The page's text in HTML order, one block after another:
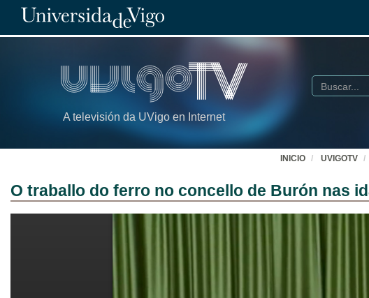
A televisión da UVigo en Internet
Buscar
INICIO UVIGOTV
O traballo do ferro no concello de Burón nas